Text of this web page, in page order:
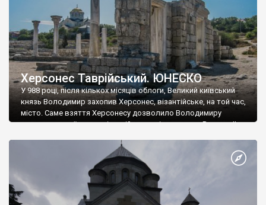
Херсонес Таврійський. ЮНЕСКО
У 988 році, після кількох місяців облоги, Великий київський
князь Володимир захопив Херсонес, візантійське, на той час,
місто. Саме взяття Херсонесу дозволило Володимиру
диктувати свої умови візантійському імператору Василю ІІ, та
Херсонесі Володимир-язичник, став Василем-християнином.
А потім було Хрещення Русі. На честь Херсонесу Таврійського